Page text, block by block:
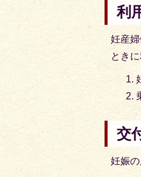
利
妊産
とき
交
妊娠